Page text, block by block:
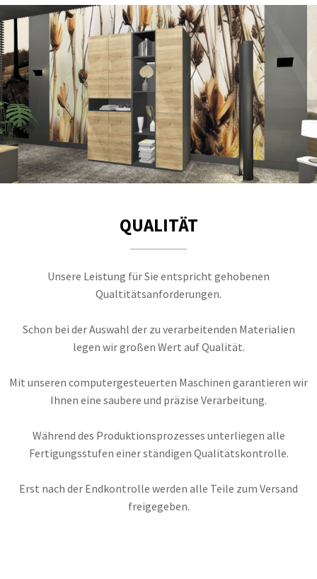
QUALITÄT
Unsere Leistung für Sie entspricht gehobenen
Qualtitätsanforderungen.
Schon bei der Auswahl der zu verarbeitenden Materialien
legen wir großen Wert auf Qualität.
Mit unseren computergesteuerten Maschinen garantieren wir
Ihnen eine saubere und präzise Verarbeitung.
Während des Produktionsprozesses unterliegen alle
Fertigungsstufen einer ständigen Qualitätskontrolle.
Erst nach der Endkontrolle werden alle Teile zum Versand
freigegeben.